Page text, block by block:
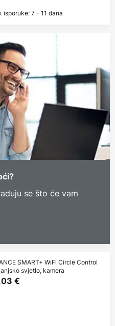
isporuke: 7 - 11 dana
se što će vam
SMART+ WiFi Circle Control
svjetlo, kamera
€